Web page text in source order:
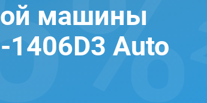
машины
1406D3 Auto